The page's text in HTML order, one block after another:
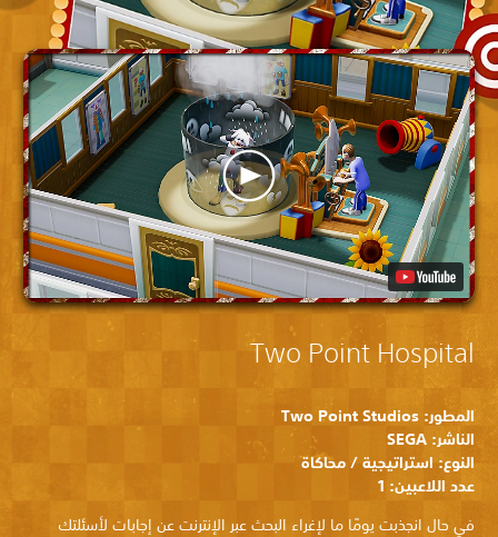
Two Point Hospital
المطور: Two Point Studios
الناشر: SEGA
النوع: استراتيجية / محاكاة
عدد اللاعبين: 1
في حال انجذبت يومًا ما لإغراء البحث عبر الإنترنت عن إجابات لأسئلتك